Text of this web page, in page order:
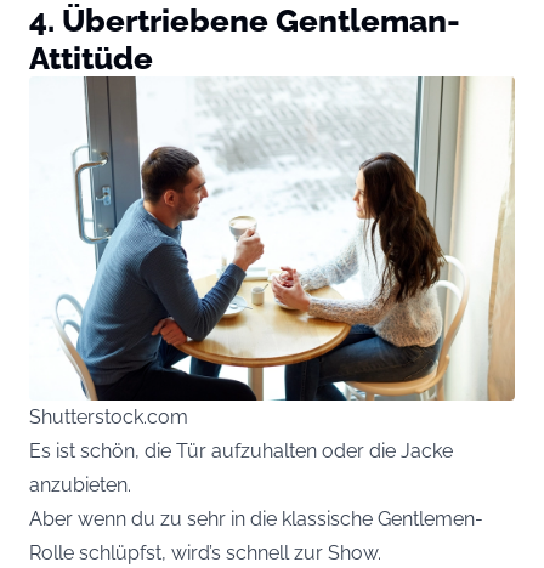
4. Übertriebene Gentleman-
Attitüde
Shutterstock.com
Es ist schön, die Tür aufzuhalten oder die Jacke
anzubieten.
Aber wenn du zu sehr in die klassische Gentlemen-
Rolle schlüpfst, wird’s schnell zur Show.